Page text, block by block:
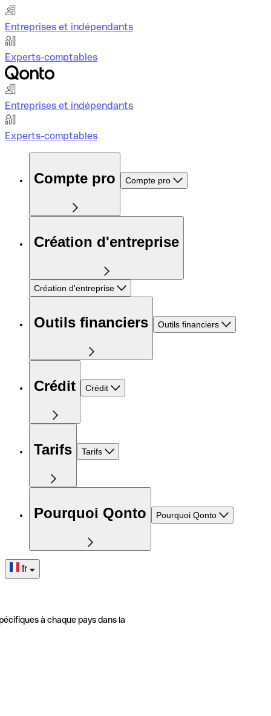
Entreprises et indépendants
Experts-comptables
Entreprises et indépendants
Experts-comptables
Compte pro Compte pro
Création d'entreprise
Création d'entreprise
Outils financiers Outils financiers
Crédit Crédit
Tarifs Tarifs
Pourquoi Qonto Pourquoi Qonto
fr
à chaque pays dans la